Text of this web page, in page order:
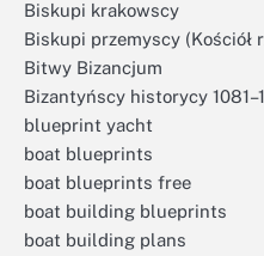
Biskupi krakowscy
Biskupi przemyscy (Kościół
Bitwy Bizancjum
Bizantyńscy historycy
blueprint yacht
boat blueprints
boat blueprints free
boat building blueprints
boat building plans